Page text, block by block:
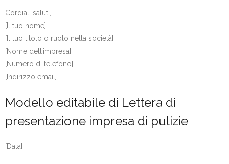
Cordiali saluti,
[Il tuo nome]
[Il tuo titolo o ruolo nella società]
[Nome dell’impresa]
[Numero di telefono]
[Indirizzo email]
Modello editabile di Lettera di
presentazione impresa di pulizie
[Data]